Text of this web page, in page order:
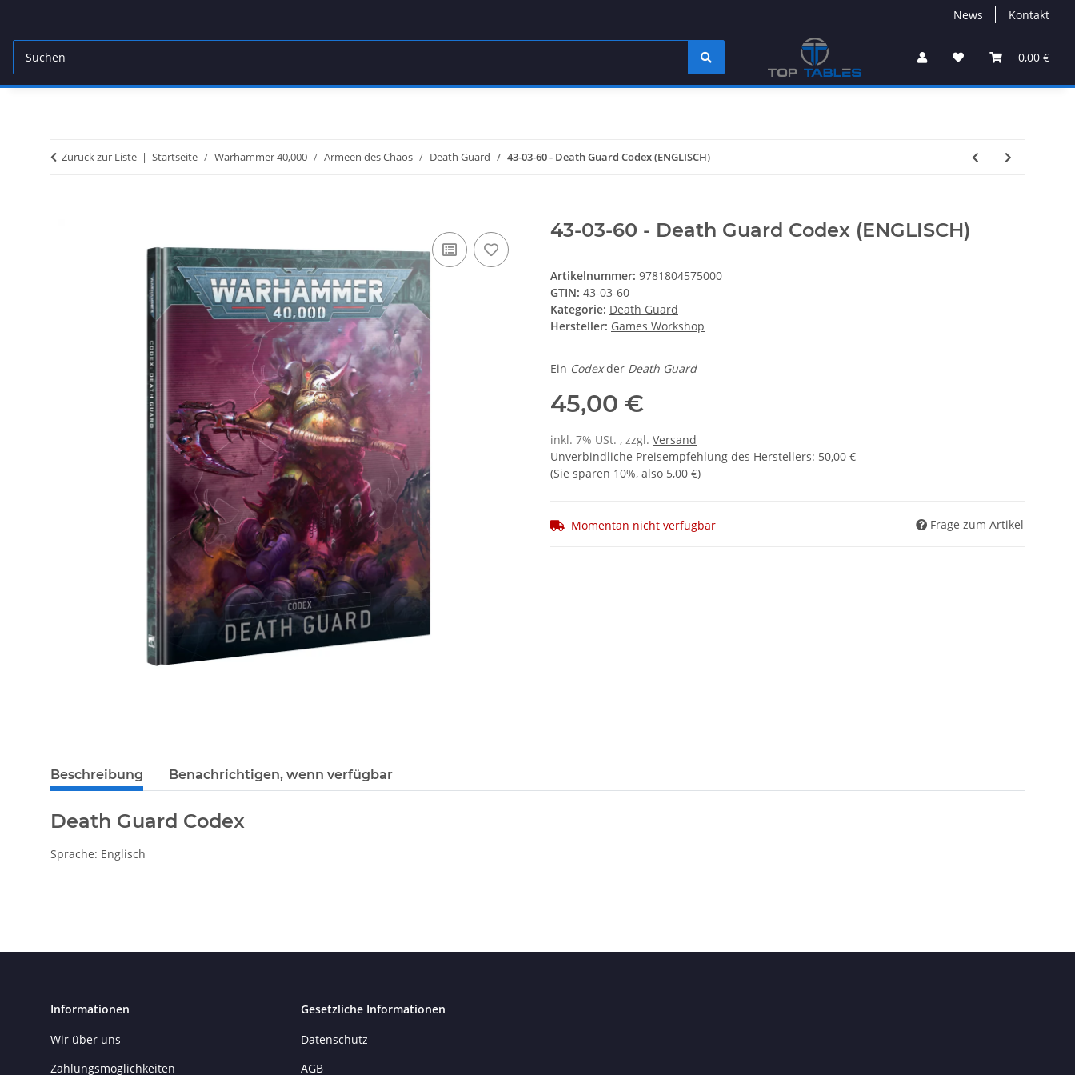
News Kontakt
0,00 €
Zurück zur Liste Startseite Warhammer 40,000 Armeen des Chaos Death Guard 43-03-60 - Death Guard Codex (ENGLISCH)
43-03-60 - Death Guard Codex (ENGLISCH)
Artikelnummer: 9781804575000
GTIN: 43-03-60
Kategorie: Death Guard
Hersteller: Games Workshop
Ein Codexder Death Guard
45,00 €
inkl. 7% USt. , zzgl. Versand
Unverbindliche Preisempfehlung des Herstellers: 50,00 €
(Sie sparen 10%, also 5,00 €)
Momentan nicht verfügbar Frage zum Artikel
weitere Registerkarten anzeigen
Beschreibung Benachrichtigen, wenn verfügbar
Death Guard Codex
Sprache: Englisch
Informationen
Wir über uns
Zahlungsmöglichkeiten
Gesetzliche Informationen
Datenschutz
AGB